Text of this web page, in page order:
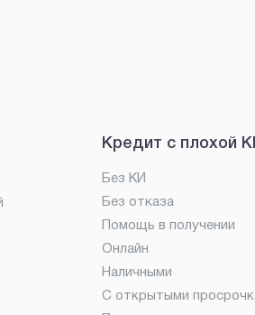
Кредит с плохой
Без КИ
Без отказа
Помощь в получении
Онлайн
Наличными
С открытыми